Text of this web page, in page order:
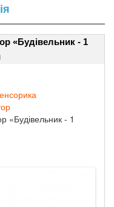
«Будівельник - 1
«Будівельник - 1